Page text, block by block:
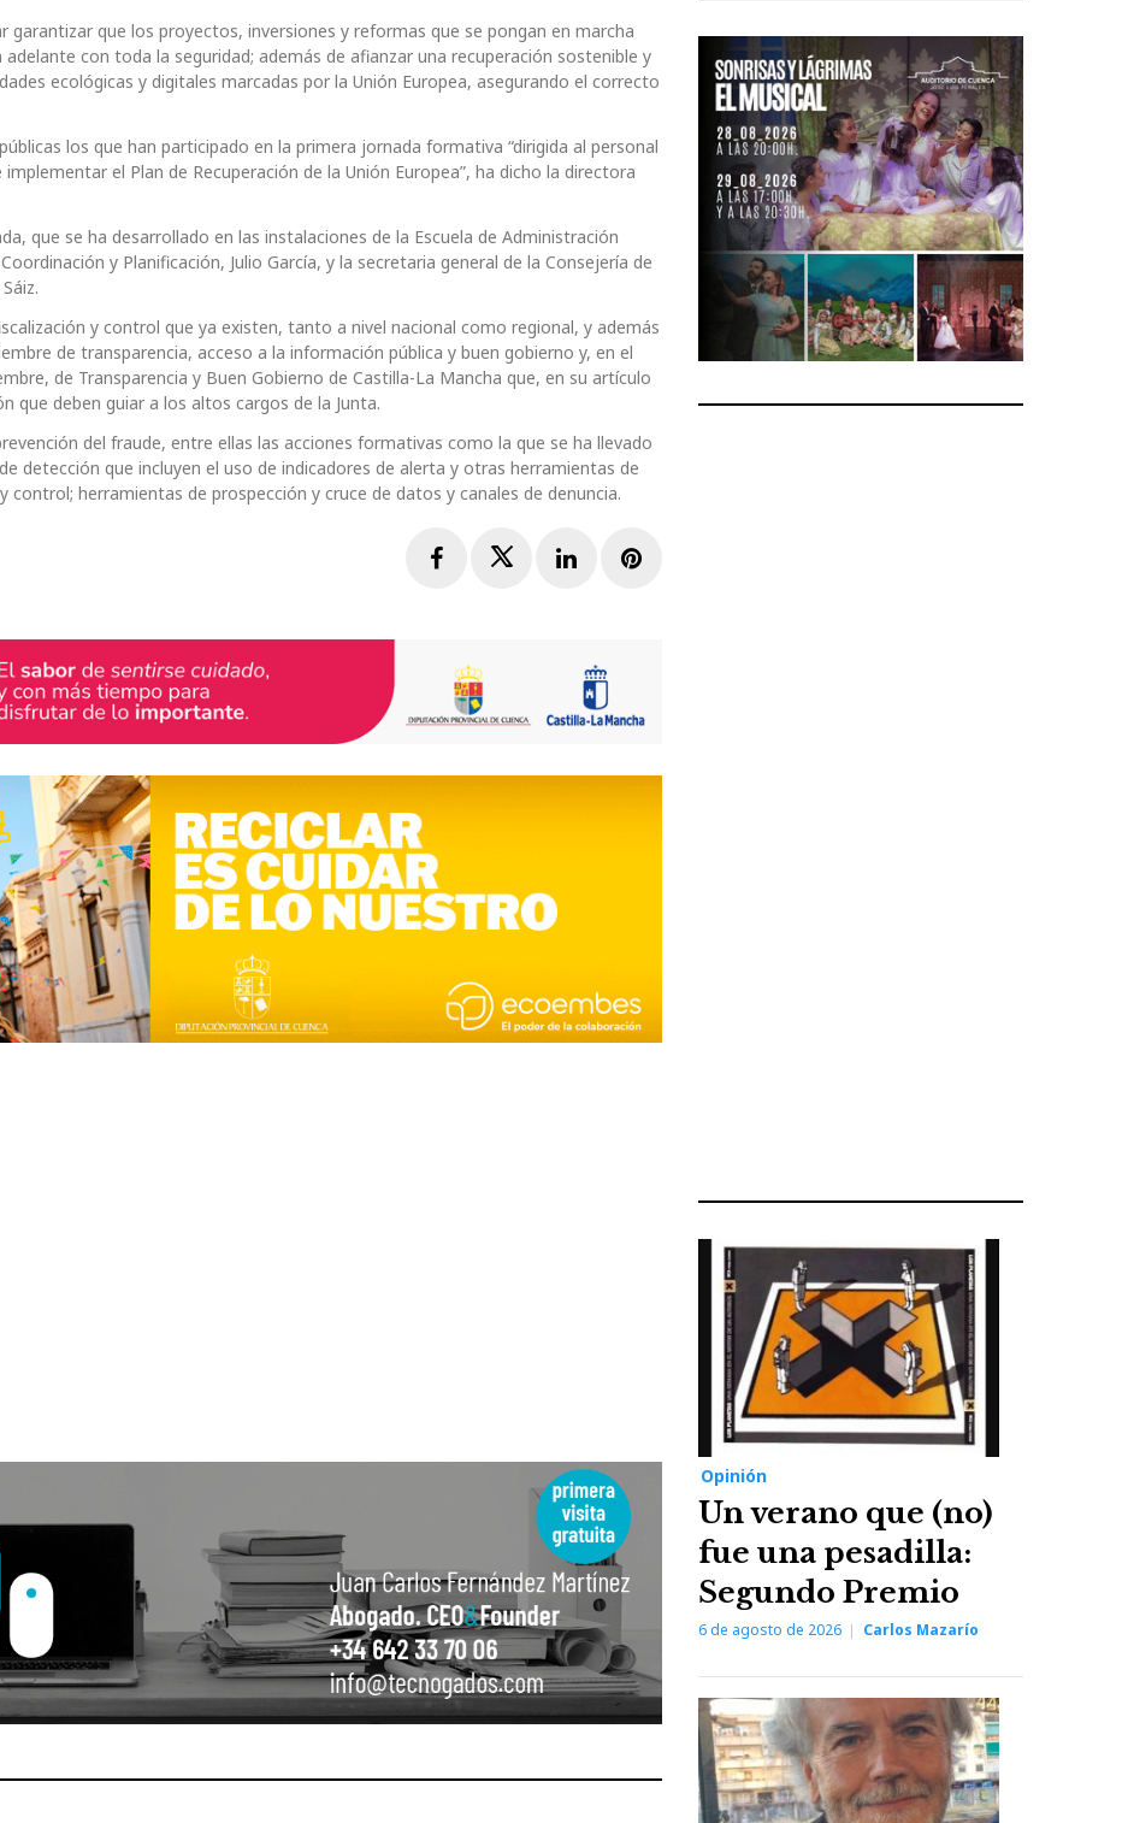
garantizar que los proyectos, inversiones y reformas que se pongan en marcha
con toda la seguridad; además de afianzar una recuperación sostenible y
ecológicas y digitales marcadas por la Unión Europea, asegurando el correcto
los que han participado en la primera jornada formativa “dirigida al personal
el Plan de Recuperación de la Unión Europea”, ha dicho la directora
que se ha desarrollado en las instalaciones de la Escuela de Administración
y Planificación, Julio García, y la secretaria general de la Consejería de
y control que ya existen, tanto a nivel nacional como regional, y además
de transparencia, acceso a la información pública y buen gobierno y, en el
de Transparencia y Buen Gobierno de Castilla-La Mancha que, en su artículo
que deben guiar a los altos cargos de la Junta.
del fraude, entre ellas las acciones formativas como la que se ha llevado
detección que incluyen el uso de indicadores de alerta y otras herramientas de
herramientas de prospección y cruce de datos y canales de denuncia.
FacebookTwitterLinkedInPinterest
Opinión
Un verano que (no)
fue una pesadilla:
Segundo Premio
6 de agosto de 2026 Carlos Mazarío